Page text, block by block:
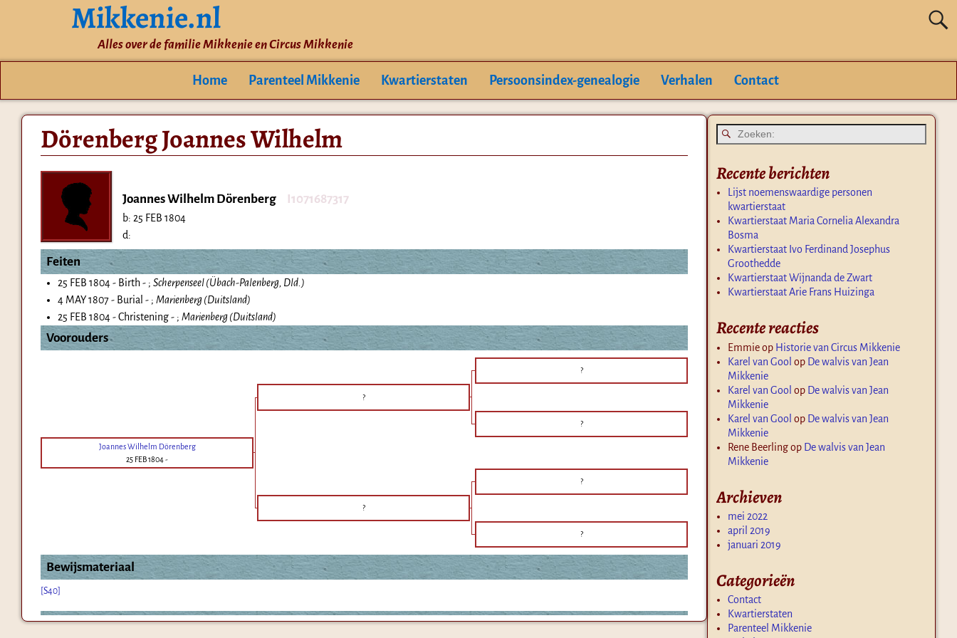
Mikkenie.nl
Alles over de familie Mikkenie en Circus Mikkenie
Home Parenteel Mikkenie Kwartierstaten Persoonsindex-genealogie Verhalen Contact
Dörenberg Joannes Wilhelm
Joannes Wilhelm Dörenberg I1071687317
b: 25 FEB 1804
d:
Feiten
25 FEB 1804 - Birth - ; Scherpenseel (Übach-Palenberg, Dld.)
4 MAY 1807 - Burial - ; Marienberg (Duitsland)
25 FEB 1804 - Christening - ; Marienberg (Duitsland)
Voorouders
?
?
?
Joannes Wilhelm Dörenberg
25 FEB 1804-
?
?
?
Bewijsmateriaal
[S40]
Recente berichten
Lijst noemenswaardige personen
kwartierstaat
Kwartierstaat Maria Cornelia Alexandra
Bosma
Kwartierstaat Ivo Ferdinand Josephus
Groothedde
Kwartierstaat Wijnanda de Zwart
Kwartierstaat Arie Frans Huizinga
Recente reacties
Emmieop Historie van Circus Mikkenie
Karel van Gool op De walvis van Jean
Mikkenie
Karel van Gool op De walvis van Jean
Mikkenie
Karel van Gool op De walvis van Jean
Mikkenie
Rene Beerlingop De walvis van Jean
Mikkenie
Archieven
mei 2022
april 2019
januari 2019
Categorieën
Contact
Kwartierstaten
Parenteel Mikkenie